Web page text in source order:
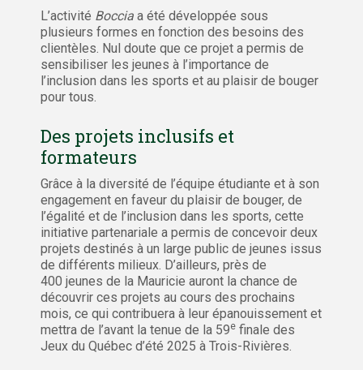
L’activité Boccia a été développée sous
plusieurs formes en fonction des besoins des
clientèles. Nul doute que ce projet a permis de
sensibiliser les jeunes à l’importance de
l’inclusion dans les sports et au plaisir de bouger
pour tous.
Des projets inclusifs et
formateurs
Grâce à la diversité de l’équipe étudiante et à son
engagement en faveur du plaisir de bouger, de
l’égalité et de l’inclusion dans les sports, cette
initiative partenariale a permis de concevoir deux
projets destinés à un large public de jeunes issus
de différents milieux. D’ailleurs, près de
400 jeunes de la Mauricie auront la chance de
découvrir ces projets au cours des prochains
mois, ce qui contribuera à leur épanouissement et
mettra de l’avant la tenue de la 59e finale des
Jeux du Québec d’été 2025 à Trois-Rivières.